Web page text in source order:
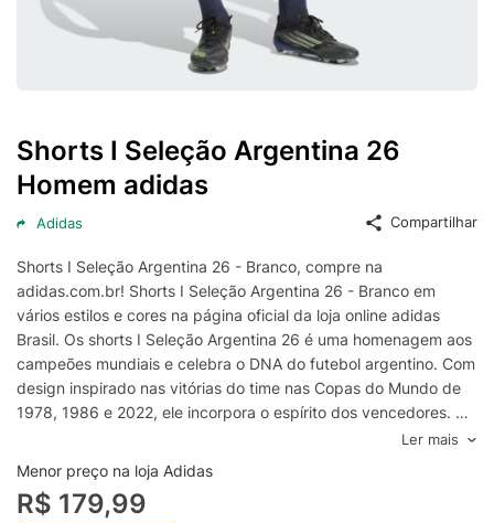
Shorts I Seleção Argentina 26
Homem adidas
Adidas Compartilhar
Shorts I Seleção Argentina 26 - Branco, compre na
adidas.com.br! Shorts I Seleção Argentina 26 - Branco em
vários estilos e cores na página oficial da loja online adidas
Brasil. Os shorts I Seleção Argentina 26 é uma homenagem aos
campeões mundiais e celebra o DNA do futebol argentino. Com
design inspirado nas vitórias do time nas Copas do Mundo de
1978, 1986 e 2022, ele incorpora o espírito dos vencedores. A
modelagem padrão combinada com a faixa da cintura média
elástica e o cordão oferecem flexibilidade e conforto dentro e
fora do campo. O tecido interlock durável proporciona um
toque macio, enquanto o branding adidas e o escudo da
Ler mais
Menor preço na loja Adidas
R$ 179,99